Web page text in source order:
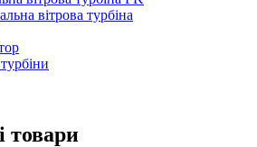
вітрова турбіна
товари